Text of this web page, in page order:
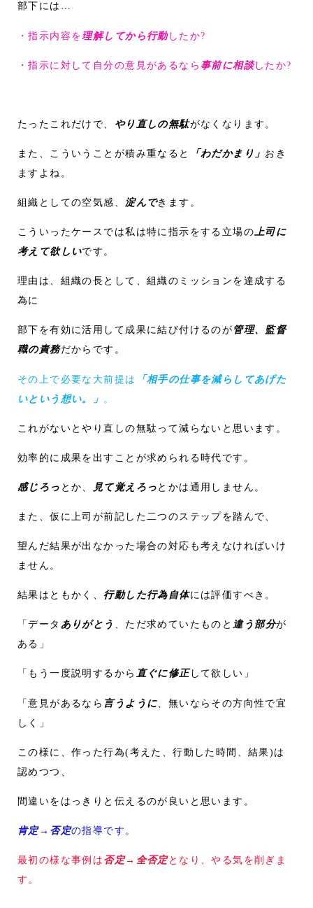
部下には…
・指示内容を理解してから行動したか?
・指示に対して自分の意見があるなら 事前に相談したか?
たったこれだけで、 やり直しの無駄がなくなります。
また、こういうことが積み重なると 「わだかまり」 おき
ますよね。
組織としての空気感、 淀んできます。
こういったケースでは私は特に指示をする立場の上司に
考えて欲しいです。
理由は、組織の長として、組織のミッションを達成する
為に
部下を有効に活用して成果に結び付けるのが管理、監督
職の責務だからです。
その上で必要な大前提は
「相手の仕事を減らしてあげた
いという想い。」 。
これがないとやり直しの無駄って減らないと思います。
効率的に成果を出すことが求められる時代です。
感じろっ とか、 見て覚えろっとかは通用しません。
また、仮に上司が前記した二つのステップを踏んで、
望んだ結果が出なかった場合の対応も考えなければいけ
ません。
結果はともかく、行動した行為自体には評価すべき。
「データ ありがとう 、ただ求めていたものと違う部分が
ある」
「もう一度説明するから 直ぐに修正して欲しい」
「意見があるなら 言うように 、無いならその方向性で宜
しく」
この様に、作った行為(考えた、行動した時間、結果)は
認めつつ、
間違いをはっきりと伝えるのが良いと思います。
肯定→否定の指導です。
最初の様な事例は否定→全否定となり、やる気を削ぎま
す。